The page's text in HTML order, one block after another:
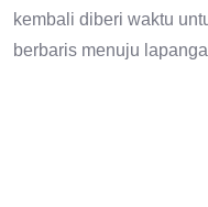
kembali diberi waktu
berbaris menuju